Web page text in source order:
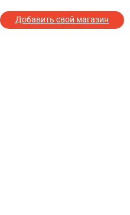
Добавить свой магазин